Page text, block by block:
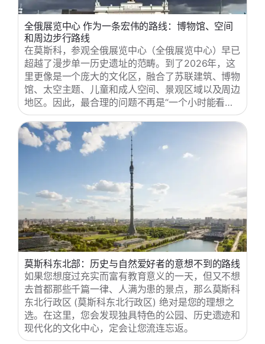
全俄展览中心 作为一条宏伟的路线：博物馆、空间
和周边步行路线
在莫斯科，参观全俄展览中心（全俄展览中心）早已
超越了漫步单一历史遗址的范畴。到了2026年，这
里更像是一个庞大的文化区，融合了苏联建筑、博物
馆、太空主题、儿童和成人空间、景观区域以及周边
地区。因此，最合理的问题不再是“一个小时能看什
么”，而是“我应该选择哪种游览方式：历史视角、建
筑视角、亲子视角（以展览馆为主）、太空主题视角
还是街区主题视角？”
莫斯科东北部：历史与自然爱好者的意想不到的路线
如果您想度过充实而富有教育意义的一天，但又不想
去首都那些千篇一律、人满为患的景点，那么莫斯科
东北行政区 (莫斯科东北行政区) 绝对是您的理想之
选。在这里，您会发现独具特色的公园、历史遗迹和
现代化的文化中心，定会让您流连忘返。